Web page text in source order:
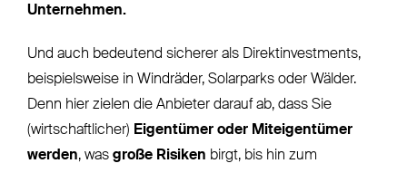
Unternehmen.
Und auch bedeutend sicherer als Direktinvestments,
beispielsweise in Windräder, Solarparks oder Wälder.
Denn hier zielen die Anbieter darauf ab, dass Sie
(wirtschaftlicher) Eigentümer oder Miteigentümer
werden, was große Risiken birgt, bis hin zum